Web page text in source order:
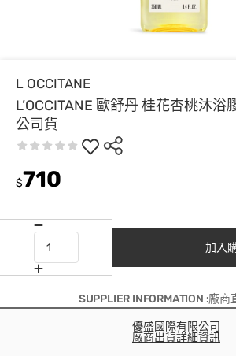
L OCCITANE
L’OCCITANE 歐舒丹 桂花杏桃沐
公司貨
$710
加入
SUPPLIER INFORMATION :廠商
優盛國際有限公司
廠商出貨詳細資訊